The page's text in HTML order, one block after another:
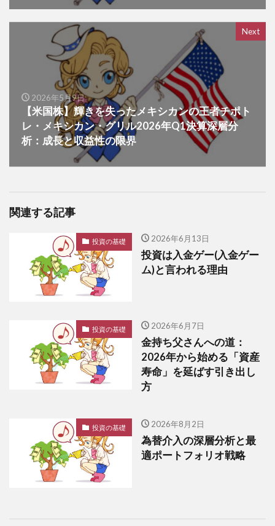
Next
2026年5月9日
【米国株】輝きを失ったメキシカンの王者チポト
レ・メキシカン・グリル2026年Q1決算深層分
析：成長と収益性の限界
関連する記事
投資の基礎 2026年6月13日
投資は入金ゲー(入金ゲー
ム)と言われる理由
投資の基礎 2026年6月7日
金持ち父さんへの道：
2026年から始める「資産
寿命」を延ばす引き出し
方
投資の基礎 2026年8月2日
為替介入の深層分析と最
適ポートフォリオ戦略